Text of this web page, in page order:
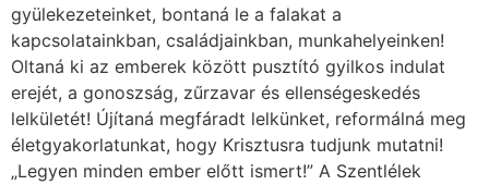
gyülekezeteinket, bontaná le a falakat a
kapcsolatainkban, családjainkban, munkahelyeinken!
Oltaná ki az emberek között pusztító gyilkos indulat
erejét, a gonoszság, zűrzavar és ellenségeskedés
lelkületét! Újítaná megfáradt lelkünket, reformálná meg
életgyakorlatunkat, hogy Krisztusra tudjunk mutatni!
„Legyen minden ember előtt ismert!” A Szentlélek